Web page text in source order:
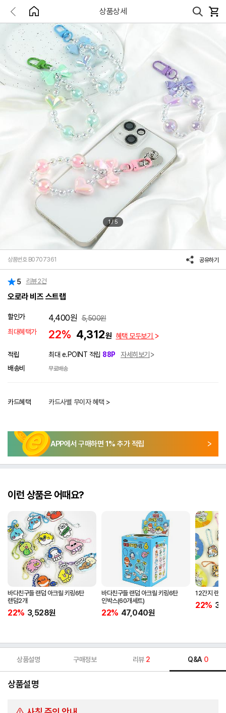
상품상세
1/5
상품번호 B0707361 공유하기
5 리뷰2건
오로라 비즈 스트랩
할인가 4,400원 5,500원
최대혜택가
22% 4,312원 혜택 모두보기
적립 최대 e.POINT 적립 88P
자세히보기
배송비
무료배송
카드혜택 카드사별 무이자 혜택 >
APP에서 구매하면 1% 추가 적립
이런 상품은 어때요?
바다친구들 랜덤 아크릴 키링6탄
랜덤2개
22% 3,528원
바다친구들 랜덤 아크릴 키링6탄
인박스(60개세트)
22% 47,040원
12간지 랜
22%
상품설명 구매정보 리뷰 2 Q&A 0
상품설명